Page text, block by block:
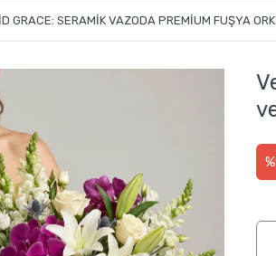
GRACE: SERAMIK VAZODA PREMIUM FUŞYA